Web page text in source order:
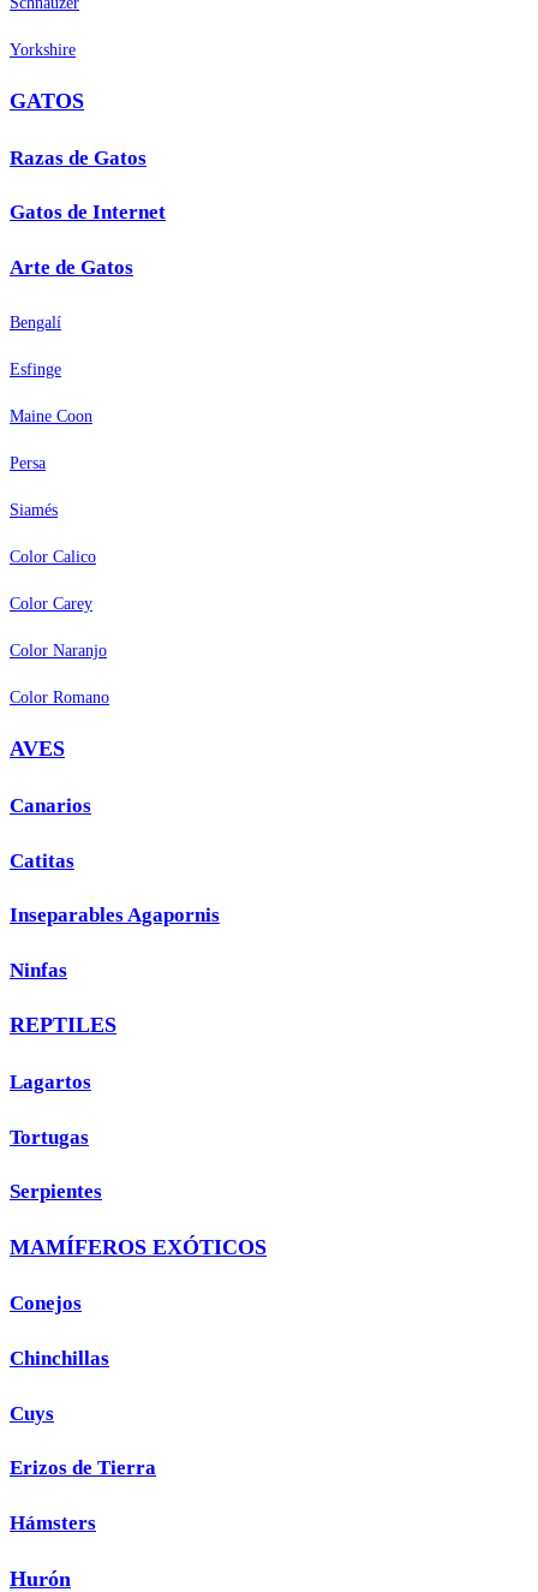
Yorkshire
GATOS
Razas de Gatos
Gatos de Internet
Arte de Gatos
Bengalí
Esfinge
Maine Coon
Persa
Siamés
Color Calico
Color Carey
Color Naranjo
Color Romano
AVES
Canarios
Catitas
Inseparables Agapornis
Ninfas
REPTILES
Lagartos
Tortugas
Serpientes
MAMÍFEROS EXÓTICOS
Conejos
Chinchillas
Cuys
Erizos de Tierra
Hámsters
Hurón